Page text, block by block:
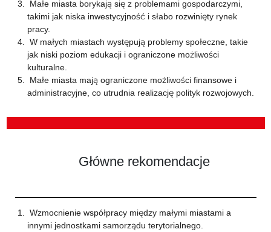
Małe miasta borykają się z problemami gospodarczymi,
takimi jak niska inwestycyjność i słabo rozwinięty rynek
pracy.
W małych miastach występują problemy społeczne, takie
jak niski poziom edukacji i ograniczone możliwości
kulturalne.
Małe miasta mają ograniczone możliwości finansowe i
administracyjne, co utrudnia realizację polityk rozwojowych.
Główne rekomendacje
Wzmocnienie współpracy między małymi miastami a
innymi jednostkami samorządu terytorialnego.